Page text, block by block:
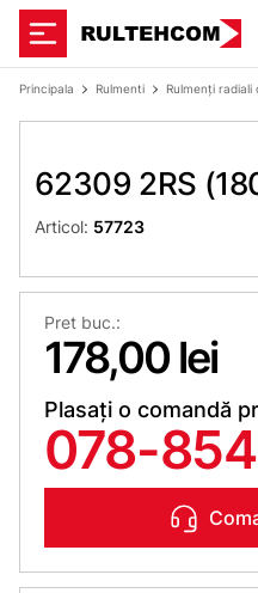
Principala Rulmenti Rulmenți radiali
62309 2RS
Articol: 57723
Pret buc.:
178,00 lei
Plasați o comandă
078-